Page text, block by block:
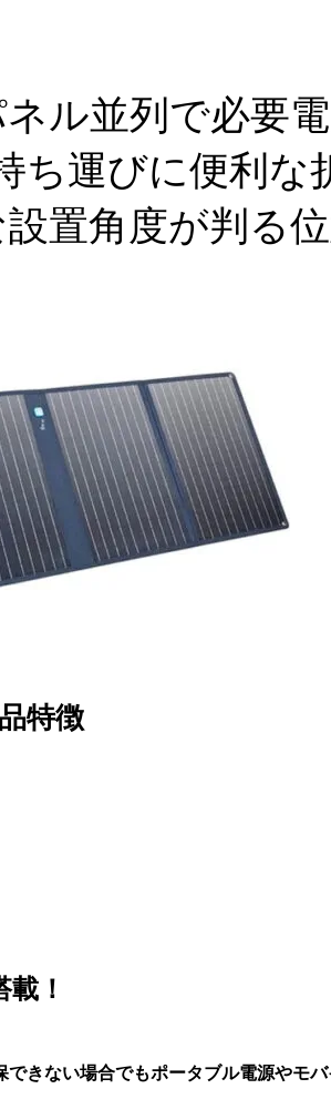
ル並列で必要電
ち運びに便利な
置角度が判る
特徴
！
きない場合でもポータブル電源やモバ